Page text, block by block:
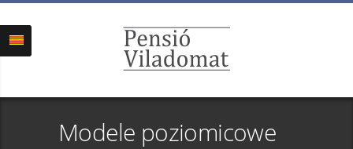
Modele poziomicowe